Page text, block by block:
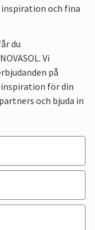
och fina
du
Vi
på
för din
och bjuda in